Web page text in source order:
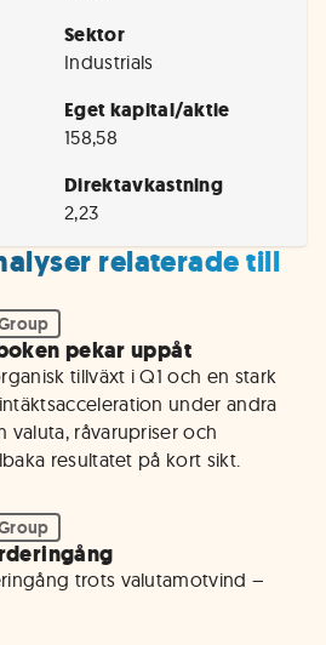
Sektor
Industrials
Eget kapital/aktie
158,58
Direktavkastning
2,23
relaterade till
pekar uppåt
tillväxt i Q1 och en stark
under andra
valuta, råvarupriser och
resultatet på kort sikt.
trots valutamotvind –